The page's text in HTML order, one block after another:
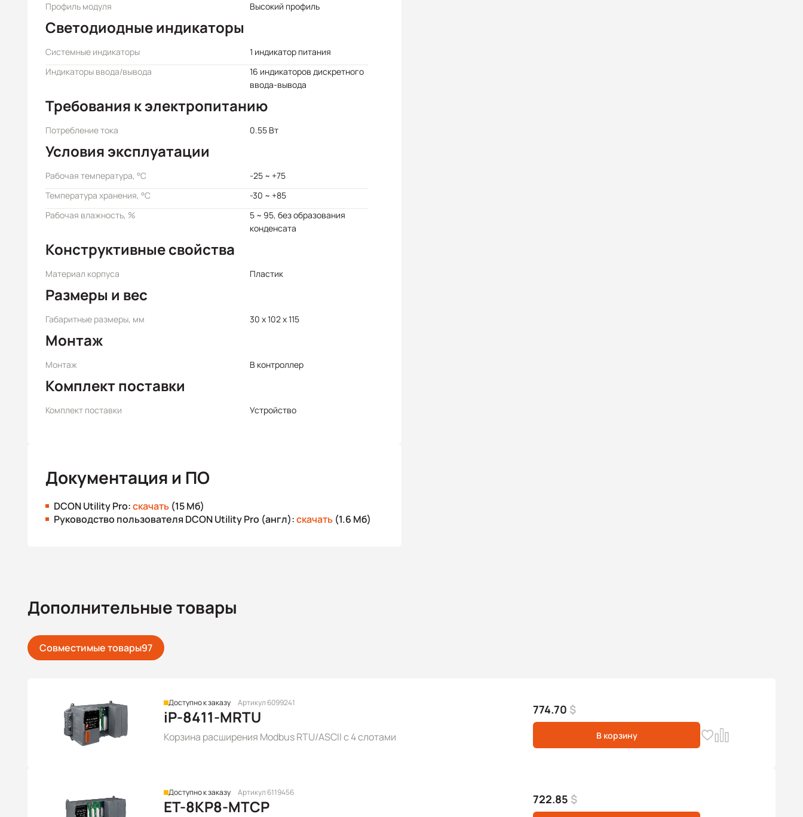
Профиль модуля Высокий профиль
Светодиодные индикаторы
Системные индикаторы
1 индикатор питания
Индикаторы ввода/вывода
16 индикаторов дискретного
ввода-вывода
Требования к электропитанию
Потребление тока 0.55 Вт
Условия эксплуатации
Рабочая температура, °C
-25 ~ +75
Температура хранения, °C
-30 ~ +85
Рабочая влажность, %
5 ~ 95, без образования
конденсата
Конструктивные свойства
Материал корпуса Пластик
Размеры и вес
Габаритные размеры, мм 30 x 102 x 115
Монтаж
Монтаж В контроллер
Комплект поставки
Комплект поставки Устройство
Документация и ПО
DCON Utility Pro:скачать (15 Мб)
Руководство пользователя DCON Utility Pro (англ):скачать (1.6 Мб)
Дополнительные товары
Совместимые товары97
Доступно к заказу Артикул 6099241
iP-8411-MRTU
Корзина расширения Modbus RTU/ASCII с 4 слотами
774.70 $
В корзину
Доступно к заказу Артикул 6119456
ET-8KP8-MTCP 722.85 $